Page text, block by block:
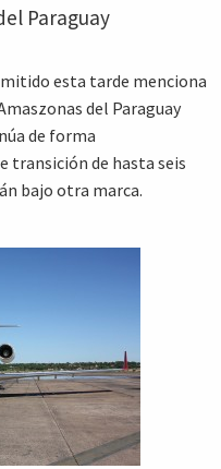
Paraguay
esta tarde menciona
del Paraguay
de forma
transición de hasta seis
bajo otra marca.